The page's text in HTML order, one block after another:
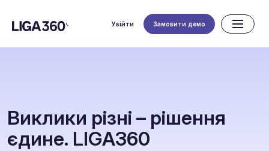
Увійти Замовити демо
Виклики різні – рішення
єдине. LIGA360